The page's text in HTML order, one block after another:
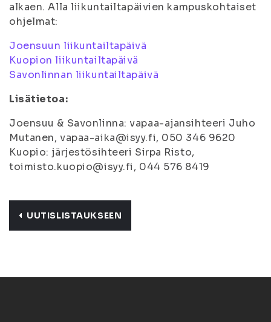
alkaen. Alla liikuntailtapäivien kampuskohtaiset
ohjelmat:
Joensuun liikuntailtapäivä
Kuopion liikuntailtapäivä
Savonlinnan liikuntailtapäivä
Lisätietoa:
Joensuu & Savonlinna: vapaa-ajansihteeri Juho
Mutanen, vapaa-aika@isyy.fi, 050 346 9620
Kuopio: järjestösihteeri Sirpa Risto,
toimisto.kuopio@isyy.fi, 044 576 8419
UUTISLISTAUKSEEN